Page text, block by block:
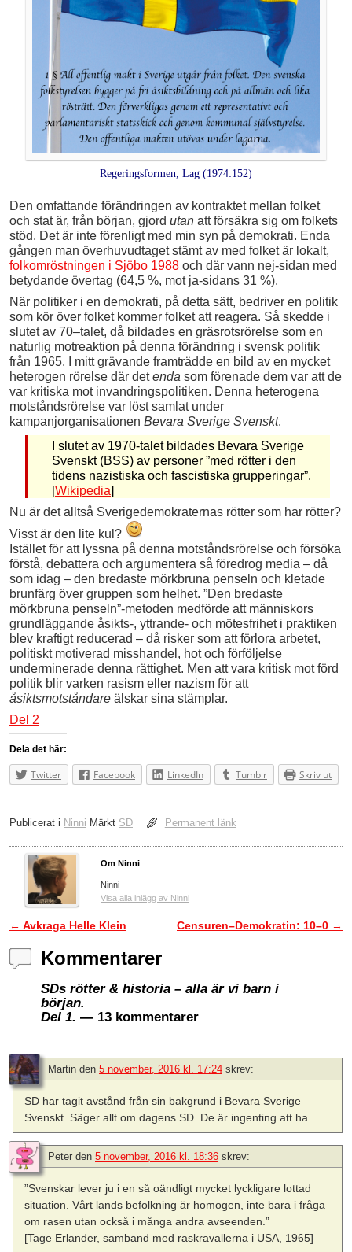
Regeringsformen, Lag (1974:152)
Den omfattande förändringen av kontraktet mellan folket
och stat är, från början, gjord utan att försäkra sig om folkets
stöd. Det är inte förenligt med min syn på demokrati. Enda
gången man överhuvudtaget stämt av med folket är lokalt,
folkomröstningen i Sjöbo 1988 och där vann nej-sidan med
betydande övertag (64,5 %, mot ja-sidans 31 %).
När politiker i en demokrati, på detta sätt, bedriver en politik
som kör över folket kommer folket att reagera. Så skedde i
slutet av 70–talet, då bildades en gräsrotsrörelse som en
naturlig motreaktion på denna förändring i svensk politik
från 1965. I mitt grävande framträdde en bild av en mycket
heterogen rörelse där detenda som förenade dem var att de
var kritiska mot invandringspolitiken. Denna heterogena
motståndsrörelse var löst samlat under
kampanjorganisationen Bevara Sverige Svenskt.
I slutet av 1970-talet bildades Bevara Sverige
Svenskt (BSS) av personer ”med rötter i den
tidens nazistiska och fascistiska grupperingar”.
[Wikipedia]
Nu är det alltså Sverigedemokraternas rötter som har rötter?
Visst är den lite kul?
Istället för att lyssna på denna motståndsrörelse och försöka
förstå, debattera och argumentera så föredrog media – då
som idag – den bredaste mörkbruna penseln och kletade
brunfärg över gruppen som helhet. ”Den bredaste
mörkbruna penseln”-metoden medförde att människors
grundläggande åsikts-, yttrande- och mötesfrihet i praktiken
blev kraftigt reducerad – då risker som att förlora arbetet,
politiskt motiverad misshandel, hot och förföljelse
underminerade denna rättighet. Men att vara kritisk mot förd
politik blir varken rasism eller nazism för att
åsiktsmotståndare älskar sina stämplar.
Del 2
Dela det här:
Twitter Facebook LinkedIn Tumblr Skriv ut
Publicerat i Ninni Märkt SD Permanent länk
Om Ninni
Ninni
Visa alla inlägg av Ninni
Inläggsnavigering
← Avkraga Helle Klein Censuren–Demokratin: 10–0 →
Kommentarer
SDs rötter & historia – alla är vi barn i
början.
Del 1. — 13 kommentarer
Martin den 5 november, 2016 kl. 17:24 skrev:
SD har tagit avstånd från sin bakgrund i Bevara Sverige
Svenskt. Säger allt om dagens SD. De är ingenting att ha.
Peter den 5 november, 2016 kl. 18:36 skrev:
”Svenskar lever ju i en så oändligt mycket lyckligare lottad
situation. Vårt lands befolkning är homogen, inte bara i fråga
om rasen utan också i många andra avseenden.”
[Tage Erlander, samband med raskravallerna i USA, 1965]